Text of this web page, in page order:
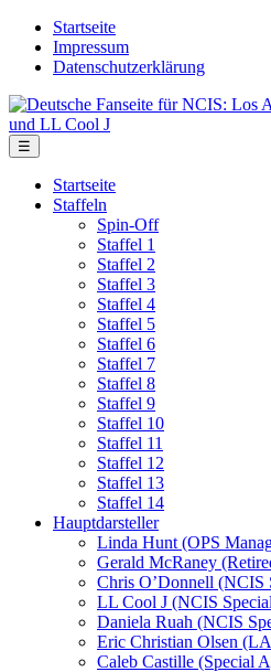
Skip
Startseite
Impressum
Datenschutzerklärung
Deutsche
Fanseite
für
NCIS:
Angeles
O'Donnell
☰
Startseite
Staffeln
Spin-Off
Staffel 1
Staffel 2
Staffel 3
Staffel 4
Staffel 5
Staffel 6
Staffel 7
Staffel 8
Staffel 9
Staffel 10
Staffel 11
Staffel 12
Staffel 13
Staffel 14
Hauptdarsteller
Linda Hunt (OPS
Gerald McRaney
Chris O’Donnell (NCIS
LL Cool J (NCIS
Daniela Ruah (NCIS
Eric Christian Olsen
Caleb Castille (Special